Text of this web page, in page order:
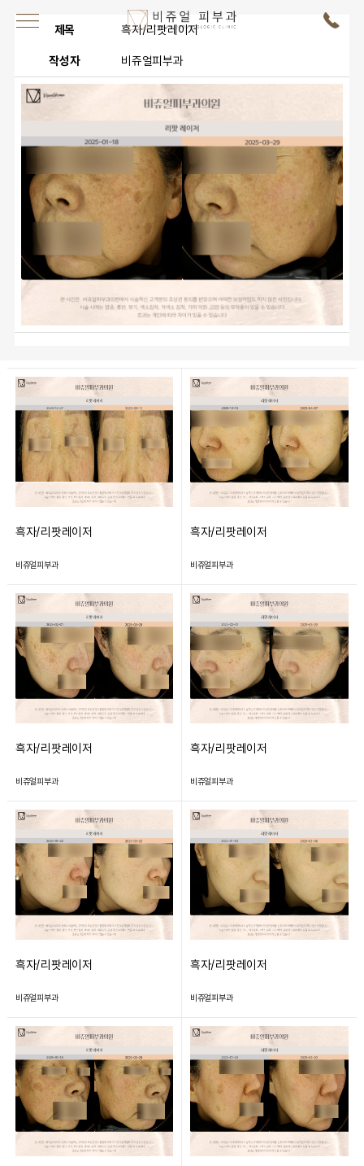
제목 흑자/리팟레이저
작성자 비쥬얼피부과
흑자/리팟레이저
비쥬얼피부과
흑자/리팟레이저
비쥬얼피부과
흑자/리팟레이저
비쥬얼피부과
흑자/리팟레이저
비쥬얼피부과
흑자/리팟레이저
비쥬얼피부과
흑자/리팟레이저
비쥬얼피부과